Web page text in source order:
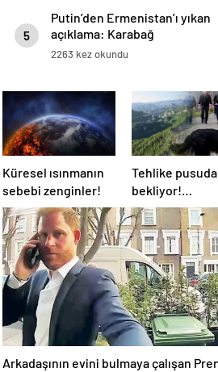
5
Putin’den Ermenistan’ı yıkan
açıklama: Karabağ
Azerbaycan’ın ayrılmaz bir
2263 kez okundu
Küresel ısınmanın
sebebi zenginler!
Tehlike pusuda
bekliyor!
Almanya’da
distemper
yayılıyor: Çoğu
Arkadaşının evini bulmaya çalışan